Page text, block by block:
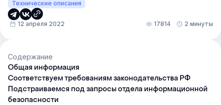
Технические описания
12 апреля 2022 17814 2 минуты
Содержание
Общая информация
Соответствуем требованиям законодательства РФ
Подстраиваемся под запросы отдела информационной
безопасности